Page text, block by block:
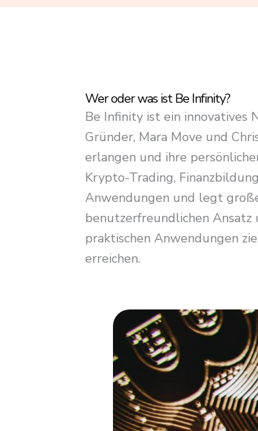
t
o
f
5
Wer oder was ist Be Infinity?
Be Infinity ist ein innovatives
Gründer, Mara Move und
erlangen und ihre
Krypto-Trading,
Anwendungen und legt
benutzerfreundlichen Ansatz
praktischen Anwendungen
erreichen.